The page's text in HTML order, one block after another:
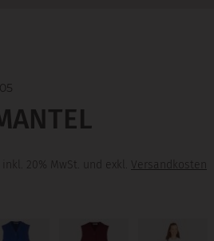
inkl. 20% MwSt. und exkl. Versandkosten